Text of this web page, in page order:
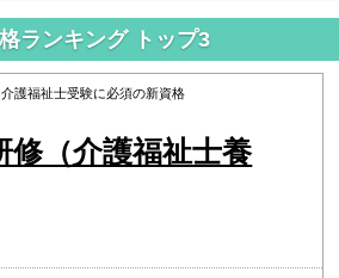
ランキング トップ3
護福祉士受験に必須の新資格
修（介護福祉士養